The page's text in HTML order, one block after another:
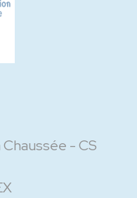
Chaussée - CS